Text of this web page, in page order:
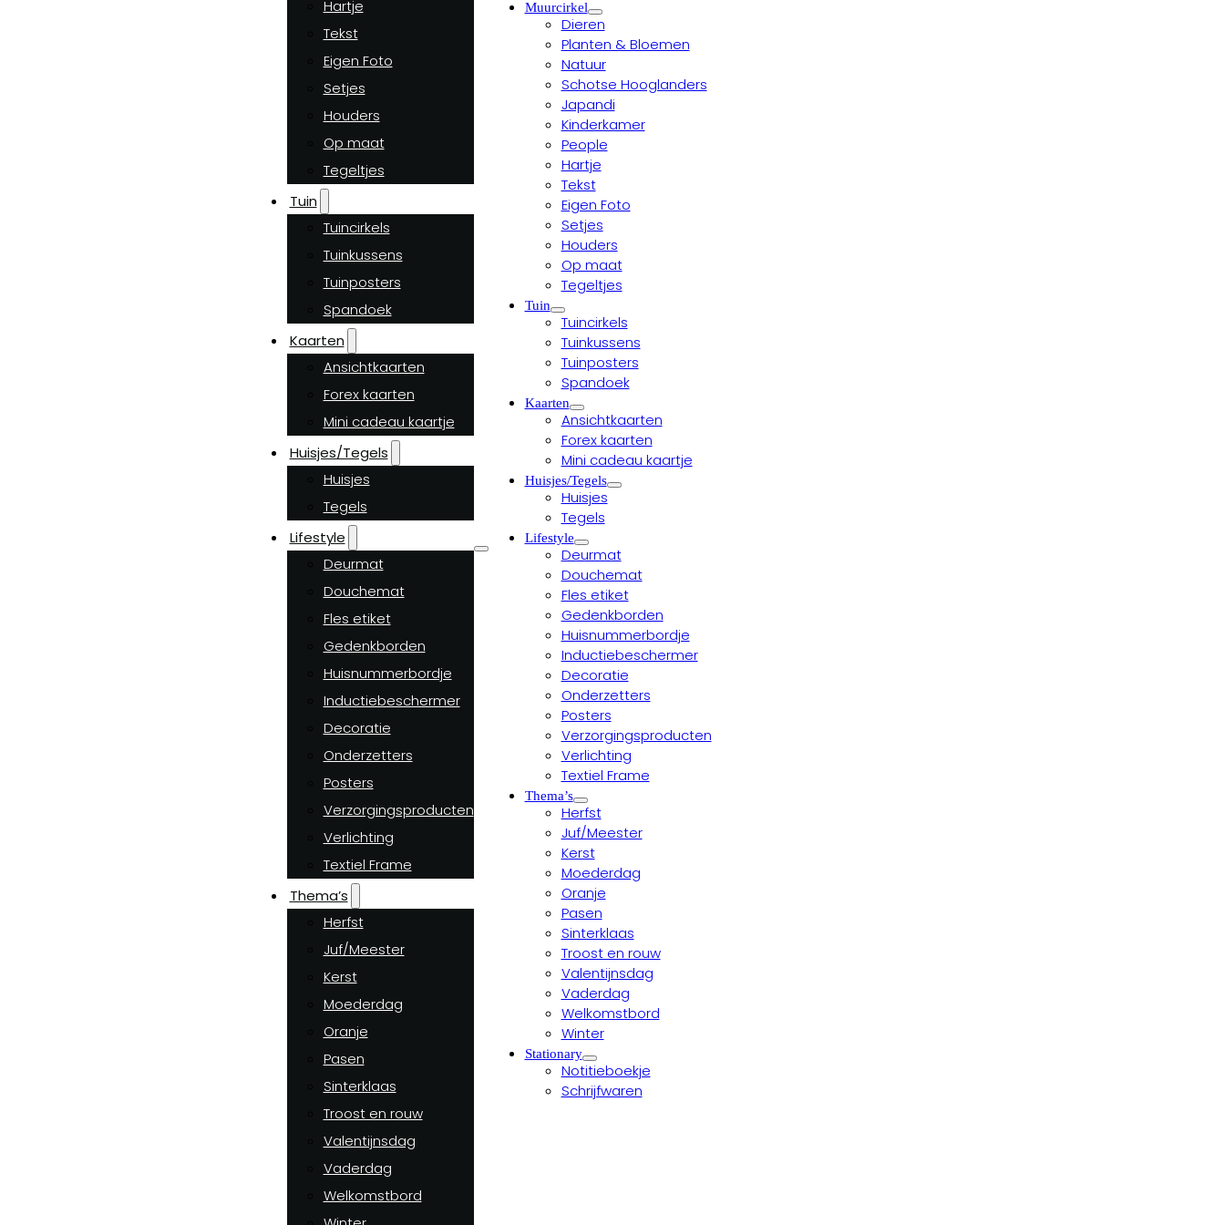
Hartje
Tekst
Eigen Foto
Setjes
Houders
Op maat
Tegeltjes
Tuin
Tuincirkels
Tuinkussens
Tuinposters
Spandoek
Kaarten
Ansichtkaarten
Forex kaarten
Mini cadeau kaartje
Huisjes/Tegels
Huisjes
Tegels
Lifestyle
Deurmat
Douchemat
Fles etiket
Gedenkborden
Huisnummerbordje
Inductiebeschermer
Decoratie
Onderzetters
Posters
Verzorgingsproducten
Verlichting
Textiel Frame
Thema’s
Herfst
Juf/Meester
Kerst
Moederdag
Oranje
Pasen
Sinterklaas
Troost en rouw
Valentijnsdag
Vaderdag
Welkomstbord
Muurcirkel
Dieren
Planten & Bloemen
Natuur
Schotse Hooglanders
Japandi
Kinderkamer
People
Hartje
Tekst
Eigen Foto
Setjes
Houders
Op maat
Tegeltjes
Tuin
Tuincirkels
Tuinkussens
Tuinposters
Spandoek
Kaarten
Ansichtkaarten
Forex kaarten
Mini cadeau kaartje
Huisjes/Tegels
Huisjes
Tegels
Lifestyle
Deurmat
Douchemat
Fles etiket
Gedenkborden
Huisnummerbordje
Inductiebeschermer
Decoratie
Onderzetters
Posters
Verzorgingsproducten
Verlichting
Textiel Frame
Thema’s
Herfst
Juf/Meester
Kerst
Moederdag
Oranje
Pasen
Sinterklaas
Troost en rouw
Valentijnsdag
Vaderdag
Welkomstbord
Winter
Stationary
Notitieboekje
Schrijfwaren